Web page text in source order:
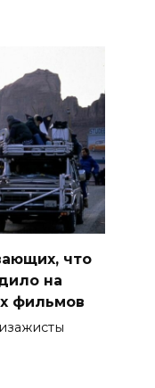
что
на
фильмов